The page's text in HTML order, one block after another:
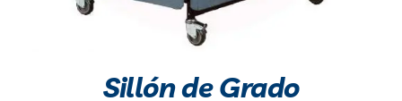
Sillón de Grado